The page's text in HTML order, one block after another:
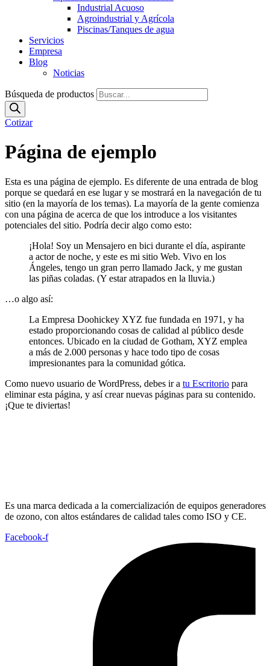
Industrial Acuoso
Agroindustrial y Agrícola
Piscinas/Tanques de agua
Servicios
Empresa
Blog
Noticias
Búsqueda de productos
Cotizar
Página de ejemplo
Esta es una página de ejemplo. Es diferente de una entrada de blog
porque se quedará en ese lugar y se mostrará en la navegación de tu
sitio (en la mayoría de los temas). La mayoría de la gente comienza
con una página de acerca de que los introduce a los visitantes
potenciales del sitio. Podría decir algo como esto:
¡Hola! Soy un Mensajero en bici durante el día, aspirante
a actor de noche, y este es mi sitio Web. Vivo en los
Ángeles, tengo un gran perro llamado Jack, y me gustan
las piñas coladas. (Y estar atrapados en la lluvia.)
…o algo así:
La Empresa Doohickey XYZ fue fundada en 1971, y ha
estado proporcionando cosas de calidad al público desde
entonces. Ubicado en la ciudad de Gotham, XYZ emplea
a más de 2.000 personas y hace todo tipo de cosas
impresionantes para la comunidad gótica.
Como nuevo usuario de WordPress, debes ir a tu Escritorio para
eliminar esta página, y así crear nuevas páginas para su contenido.
¡Que te diviertas!
Es una marca dedicada a la comercialización de equipos generadores
de ozono, con altos estándares de calidad tales como ISO y CE.
Facebook-f